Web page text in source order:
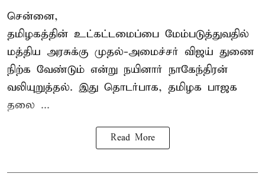
சென்னை,
தமிழகத்தின் உட்கட்டமைப்பை மேம்படுத்துவதில்
மத்திய அரசுக்கு முதல்-அமைச்சர் விஜய் துணை
நிற்க வேண்டும் என்று நயினார் நாகேந்திரன்
வலியுறுத்தல். இது தொடர்பாக, தமிழக பாஜக
தலை ...
Read More